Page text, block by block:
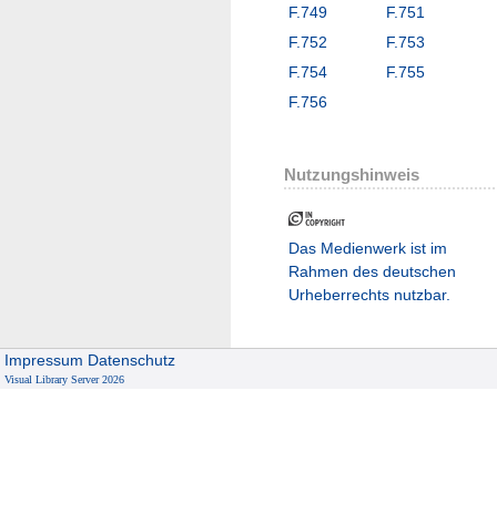
F.749
F.751
F.752
F.753
F.754
F.755
F.756
Nutzungshinweis
Das Medienwerk ist im
Rahmen des deutschen
Urheberrechts nutzbar.
Impressum Datenschutz
Visual Library Server 2026